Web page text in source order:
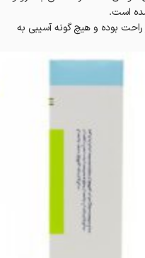
راحت بوده و هیچ گونه آسیبی به